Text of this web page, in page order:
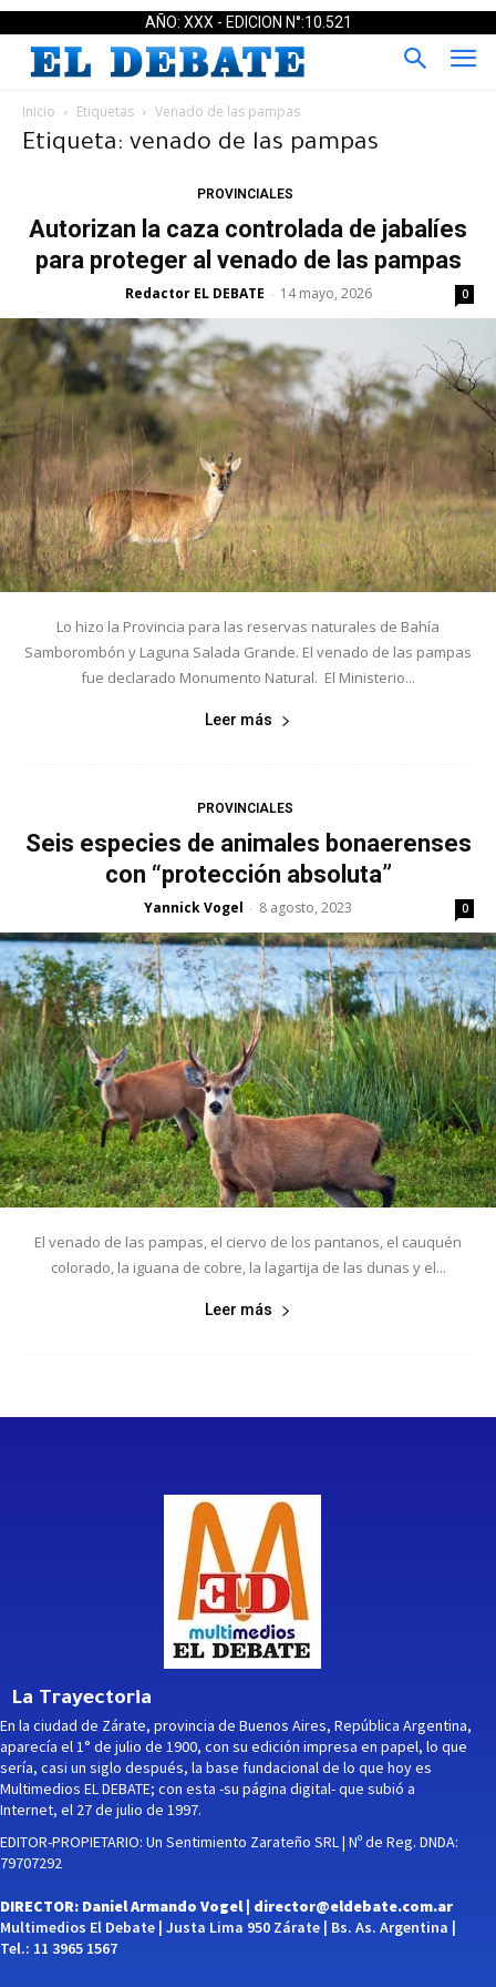
AÑO: XXX - EDICION N°:10.521
Inicio Etiquetas Venado de las pampas
Etiqueta: venado de las pampas
PROVINCIALES
Autorizan la caza controlada de jabalíes
para proteger al venado de las pampas
Redactor EL DEBATE - 14 mayo, 2026 0
Lo hizo la Provincia para las reservas naturales de Bahía
Samborombón y Laguna Salada Grande. El venado de las pampas
fue declarado Monumento Natural. El Ministerio...
Leer más
PROVINCIALES
Seis especies de animales bonaerenses
con “protección absoluta”
Yannick Vogel - 8 agosto, 2023 0
El venado de las pampas, el ciervo de los pantanos, el cauquén
colorado, la iguana de cobre, la lagartija de las dunas y el...
Leer más
La Trayectoria
En la ciudad de Zárate, provincia de Buenos Aires, República Argentina,
aparecía el 1° de julio de 1900, con su edición impresa en papel, lo que
sería, casi un siglo después, la base fundacional de lo que hoy es
Multimedios EL DEBATE; con esta -su página digital- que subió a
Internet, el 27 de julio de 1997.
EDITOR-PROPIETARIO: Un Sentimiento Zarateño SRL | Nº de Reg. DNDA:
79707292
DIRECTOR: Daniel Armando Vogel | director@eldebate.com.ar
Multimedios El Debate | Justa Lima 950 Zárate | Bs. As. Argentina |
Tel.: 11 3965 1567